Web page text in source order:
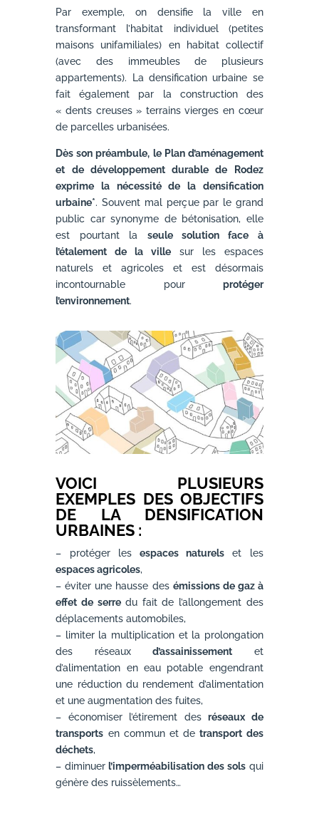
Par exemple, on densifie la ville en
transformant l’habitat individuel (petites
maisons unifamiliales) en habitat collectif
(avec des immeubles de plusieurs
appartements). La densification urbaine se
fait également par la construction des
« dents creuses » terrains vierges en cœur
de parcelles urbanisées.
Dès son préambule, le Plan d’aménagement
et de développement durable de Rodez
exprime la nécessité de la densification
urbaine*. Souvent mal perçue par le grand
public car synonyme de bétonisation, elle
est pourtant la seule solution face à
l’étalement de la ville sur les espaces
naturels et agricoles et est désormais
incontournable pour protéger
l’environnement.
VOICI PLUSIEURS
EXEMPLES DES OBJECTIFS
DE LA DENSIFICATION
URBAINES :
– protéger les espaces naturels et les
espaces agricoles,
– éviter une hausse des émissions de gaz à
effet de serredu fait de l’allongement des
déplacements automobiles,
– limiter la multiplication et la prolongation
des réseauxd’assainissement et
d’alimentation en eau potable engendrant
une réduction du rendement d’alimentation
et une augmentation des fuites,
– économiser l’étirement desréseaux de
transports en commun et detransport des
déchets,
– diminuer l’imperméabilisation des solsqui
génère des ruissèlements…